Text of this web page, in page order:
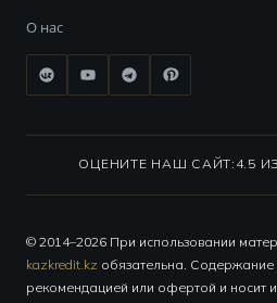
О нас
ОЦЕНИТЕ НАШ САЙТ: 4.5
© 2014–2026 При использовании
kazkredit.kz обязательна. Содержание
рекомендацией или офертой и